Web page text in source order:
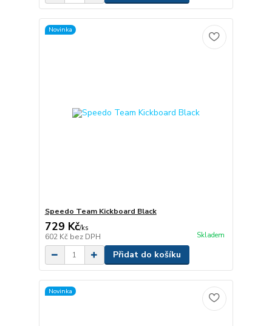
Novinka
Speedo Team Kickboard Black
729 Kč/ks
602 Kč bez DPH Skladem
Přidat do košíku
Novinka